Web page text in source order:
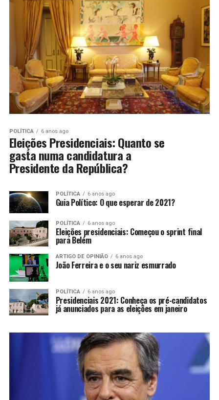
POLÍTICA 6 anos ago
Eleições Presidenciais: Quanto se
gasta numa candidatura a
Presidente da República?
POLÍTICA 6 anos ago
Guia Político: O que esperar de 2021?
POLÍTICA 6 anos ago
Eleições presidenciais: Começou o sprint final
para Belém
ARTIGO DE OPINIÃO 6 anos ago
João Ferreira e o seu nariz esmurrado
POLÍTICA 6 anos ago
Presidenciais 2021: Conheça os pré-candidatos
já anunciados para as eleições em janeiro